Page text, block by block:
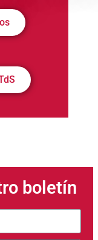
boletín